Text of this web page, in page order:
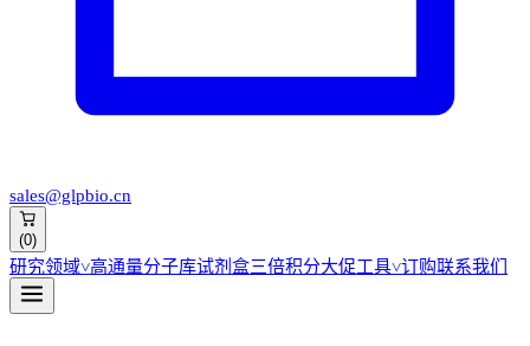
sales@glpbio.cn
(0)
研究领域˅高通量分子库试剂盒三倍积分大促工具˅订购联系我们